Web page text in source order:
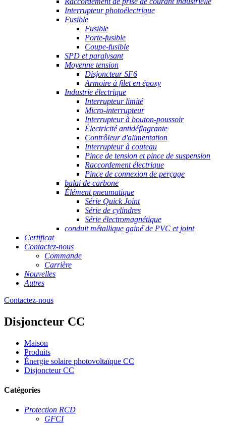
Interrupteur photoélectrique
Fusible
Fusible
Porte-fusible
Coupe-fusible
SPD et paralysant
Moyenne tension
Disjoncteur SF6
Armoire à filet en époxy
Industrie électrique
Interrupteur limité
Micro-interrupteur
Interrupteur à bouton-poussoir
Électricité antidéflagrante
Contrôleur d'alimentation
Interrupteur à couteau
Pince de tension et pince de suspension
Raccordement électrique
Pince de connexion de perçage
balai de carbone
Élément pneumatique
Série Quick Joint
Série de cylindres
Série électromagnétique
conduit métallique gainé de PVC et joint
Certificat
Contactez-nous
Commande
Carrière
Nouvelles
Autres
Contactez-nous
Disjoncteur CC
Maison
Produits
Énergie solaire photovoltaïque CC
Disjoncteur CC
Catégories
Protection RCD
GFCI